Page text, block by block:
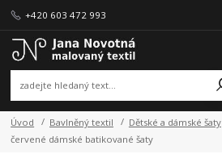
+420 603 472 993
Úvod Bavlněný textil Dětské a dámské šaty
červené dámské batikované šaty